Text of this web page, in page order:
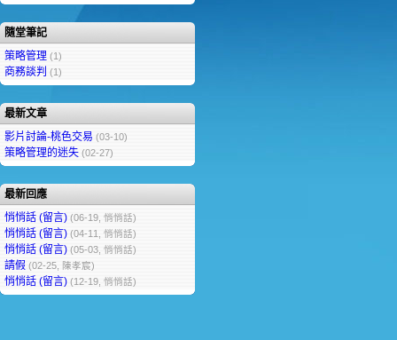
隨堂筆記
策略管理 (1)
商務談判 (1)
最新文章
影片討論-桃色交易 (03-10)
策略管理的迷失 (02-27)
最新回應
悄悄話 (留言) (06-19, 悄悄話)
悄悄話 (留言) (04-11, 悄悄話)
悄悄話 (留言) (05-03, 悄悄話)
請假 (02-25, 陳孝宸)
悄悄話 (留言) (12-19, 悄悄話)